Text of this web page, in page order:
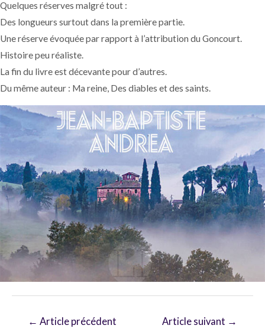
Quelques réserves malgré tout :
Des longueurs surtout dans la première partie.
Une réserve évoquée par rapport à l’attribution du Goncourt.
Histoire peu réaliste.
La fin du livre est décevante pour d’autres.
Du même auteur : Ma reine, Des diables et des saints.
Navigation
← Article précédent Article suivant →